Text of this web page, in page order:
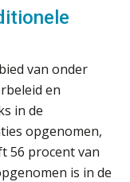
van onder
en
in de
opgenomen,
56 procent van
is in de
| Met
bedrijfsadvies